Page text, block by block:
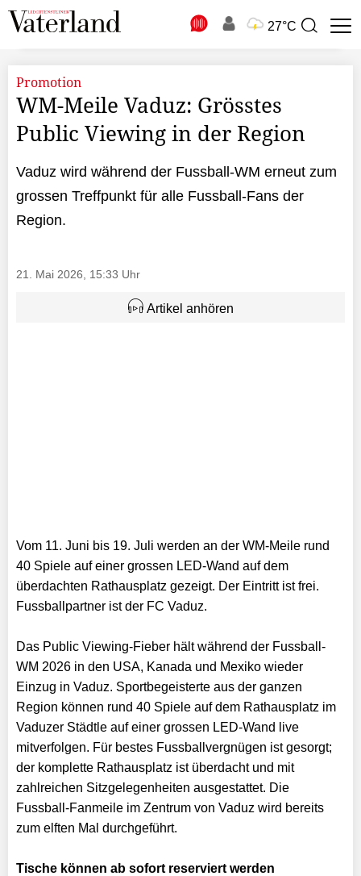
27°C
Suchbegriff
Promotion
WM-Meile Vaduz: Grösstes
Public Viewing in der Region
Vaduz wird während der Fussball-WM erneut zum
grossen Treffpunkt für alle Fussball-Fans der
Region.
21. Mai 2026, 15:33 Uhr
Artikel anhören
Vom 11. Juni bis 19. Juli werden an der WM-Meile rund
40 Spiele auf einer grossen LED-Wand auf dem
überdachten Rathausplatz gezeigt. Der Eintritt ist frei.
Fussballpartner ist der FC Vaduz.
Das Public Viewing-Fieber hält während der Fussball-
WM 2026 in den USA, Kanada und Mexiko wieder
Einzug in Vaduz. Sportbegeisterte aus der ganzen
Region können rund 40 Spiele auf dem Rathausplatz im
Vaduzer Städtle auf einer grossen LED-Wand live
mitverfolgen. Für bestes Fussballvergnügen ist gesorgt;
der komplette Rathausplatz ist überdacht und mit
zahlreichen Sitzgelegenheiten ausgestattet. Die
Fussball-Fanmeile im Zentrum von Vaduz wird bereits
zum elften Mal durchgeführt.
Tische können ab sofort reserviert werden